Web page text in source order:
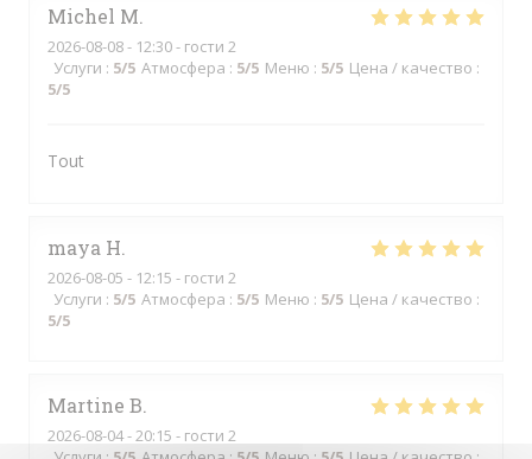
Michel M
2026-08-08- 12:30 - гости 2
Услуги : 5/5 Атмосфера : 5/5 Меню : 5/5 Цена / качество :
5/5
Tout
maya H
2026-08-05 - 12:15 - гости 2
Услуги : 5/5 Атмосфера : 5/5 Меню : 5/5 Цена / качество :
5/5
Martine B
2026-08-04- 20:15 - гости 2